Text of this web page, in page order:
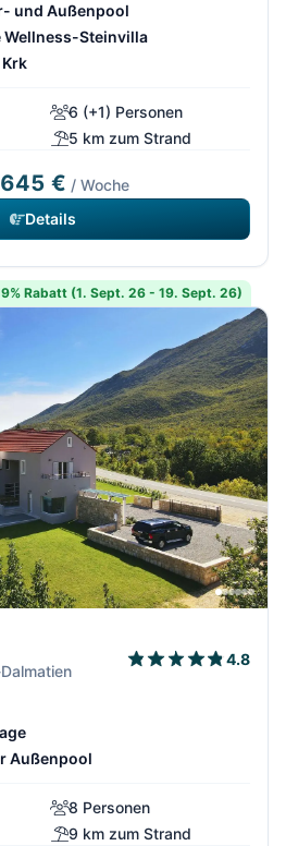
und Außenpool
Steinvilla
6 (+1) Personen
5 km zum Strand
€ / Woche
Details
Rabatt (1. Sept. 26 - 19. Sept. 26)
4.8
Außenpool
8 Personen
9 km zum Strand